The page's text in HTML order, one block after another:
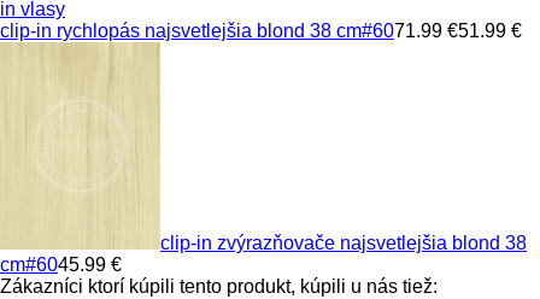
clip-in rychlopás najsvetlejšia blond 38 cm#6071.99 €51.99 €
clip-in zvýrazňovače najsvetlejšia blond 38
cm#6045.99 €
Zákazníci ktorí kúpili tento produkt, kúpili u nás tiež: